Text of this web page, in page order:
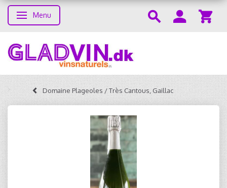
Skifte navigation
Menu
Domaine Plageoles / Très Cantous, Gaillac